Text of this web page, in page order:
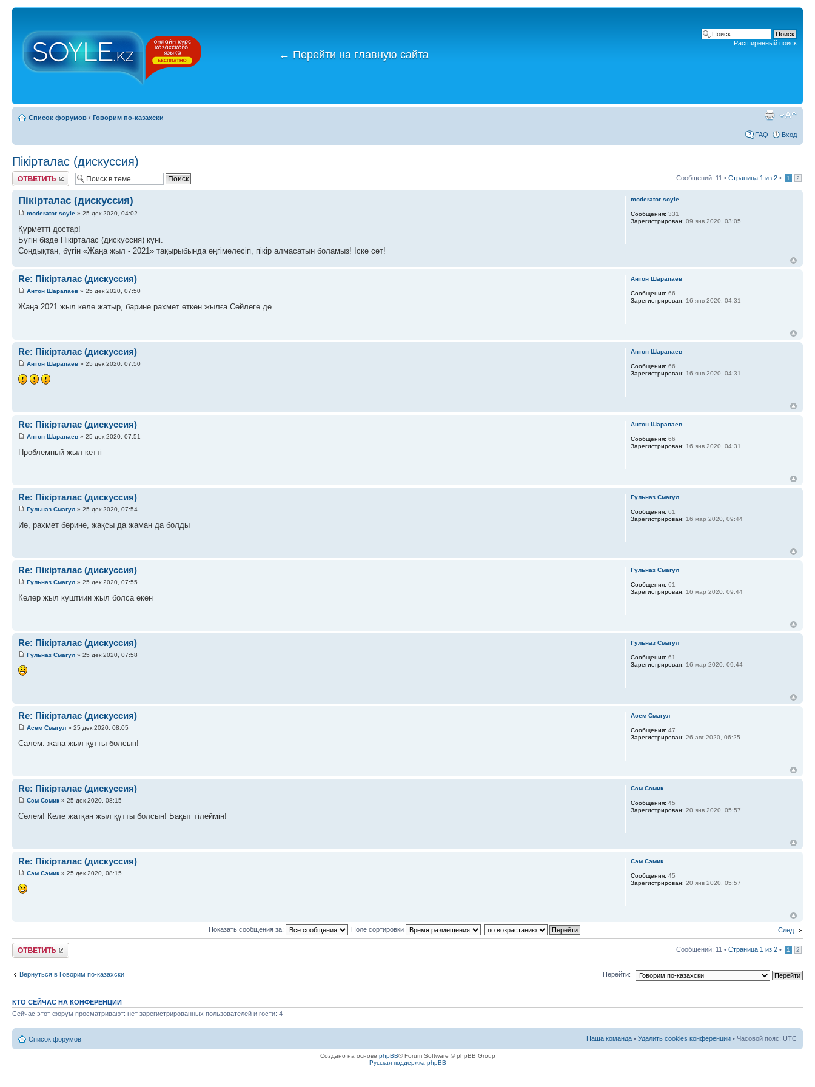
← Перейти на главную сайта
Расширенный поиск
Список форумов ‹ Говорим по-казахски
FAQ Вход
Пікірталас (дискуссия)
Ответить Сообщений: 11 • Страница 1 из 2 • 1 2
Пікірталас (дискуссия)
moderator soyle » 25 дек 2020, 04:02
Құрметті достар!
Бүгін бізде Пікірталас (дискуссия) күні.
Сондықтан, бүгін «Жаңа жыл - 2021» тақырыбында әңгімелесіп, пікір алмасатын боламыз! Іске сәт!
moderator soyle
Сообщения: 331
Зарегистрирован: 09 янв 2020, 03:05
Re: Пікірталас (дискуссия)
Антон Шарапаев » 25 дек 2020, 07:50
Жаңа 2021 жыл келе жатыр, барине рахмет өткен жылға Сөйлеге де
Антон Шарапаев
Сообщения: 66
Зарегистрирован: 16 янв 2020, 04:31
Re: Пікірталас (дискуссия)
Антон Шарапаев » 25 дек 2020, 07:50
Антон Шарапаев
Сообщения: 66
Зарегистрирован: 16 янв 2020, 04:31
Re: Пікірталас (дискуссия)
Антон Шарапаев » 25 дек 2020, 07:51
Проблемный жыл кетті
Антон Шарапаев
Сообщения: 66
Зарегистрирован: 16 янв 2020, 04:31
Re: Пікірталас (дискуссия)
Гульназ Смагул » 25 дек 2020, 07:54
Иә, рахмет бәрине, жақсы да жаман да болды
Гульназ Смагул
Сообщения: 61
Зарегистрирован: 16 мар 2020, 09:44
Re: Пікірталас (дискуссия)
Гульназ Смагул » 25 дек 2020, 07:55
Келер жыл куштиии жыл болса екен
Гульназ Смагул
Сообщения: 61
Зарегистрирован: 16 мар 2020, 09:44
Re: Пікірталас (дискуссия)
Гульназ Смагул » 25 дек 2020, 07:58
Гульназ Смагул
Сообщения: 61
Зарегистрирован: 16 мар 2020, 09:44
Re: Пікірталас (дискуссия)
Асем Смагул » 25 дек 2020, 08:05
Салем. жаңа жыл құтты болсын!
Асем Смагул
Сообщения: 47
Зарегистрирован: 26 авг 2020, 06:25
Re: Пікірталас (дискуссия)
Сэм Сэмик » 25 дек 2020, 08:15
Сәлем! Келе жатқан жыл құтты болсын! Бақыт тілеймін!
Сэм Сэмик
Сообщения: 45
Зарегистрирован: 20 янв 2020, 05:57
Re: Пікірталас (дискуссия)
Сэм Сэмик » 25 дек 2020, 08:15
Сэм Сэмик
Сообщения: 45
Зарегистрирован: 20 янв 2020, 05:57
След.
Показать сообщения за: Поле сортировки
Ответить Сообщений: 11 • Страница 1 из 2 • 1 2
Вернуться в Говорим по-казахски Перейти:
КТО СЕЙЧАС НА КОНФЕРЕНЦИИ
Сейчас этот форум просматривают: нет зарегистрированных пользователей и гости: 4
Список форумов Наша команда • Удалить cookies конференции • Часовой пояс: UTC
Создано на основе phpBB® Forum Software © phpBB Group
Русская поддержка phpBB